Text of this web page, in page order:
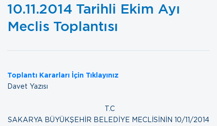
10.11.2014 Tarihli Ekim Ayı
Meclis Toplantısı
Toplantı Kararları İçin Tıklayınız
Davet Yazısı
T.C
SAKARYA BÜYÜKŞEHİR BELEDİYE MECLİSİNİN 10/11/2014